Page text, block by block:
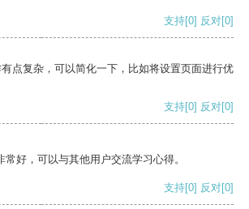
支持[0] 反对[0]
点复杂，可以简化一下，比如将设置页面进行优
支持[0] 反对[0]
好，可以与其他用户交流学习心得。
支持[0] 反对[0]